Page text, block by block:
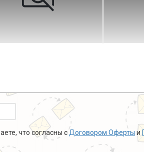
что согласны с Договором Оферты и